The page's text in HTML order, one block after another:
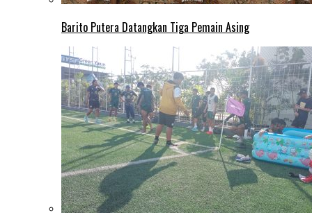
Barito Putera Datangkan Tiga Pemain Asing